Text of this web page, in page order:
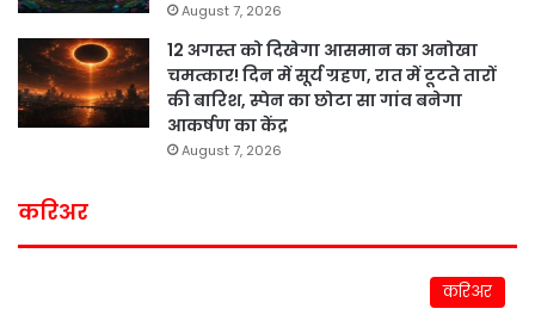
August 7, 2026
12 अगस्त को दिखेगा आसमान का अनोखा
चमत्कार! दिन में सूर्य ग्रहण, रात में टूटते तारों
की बारिश, स्पेन का छोटा सा गांव बनेगा
आकर्षण का केंद्र
August 7, 2026
करिअर
करिअर